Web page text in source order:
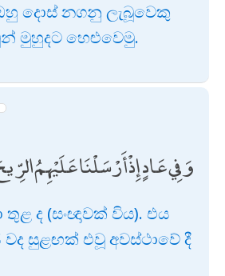
දොස් නගනු ලැබූවෙකු
මුහුදට හෙළුවෙමු.
وَفِي عَادٍ إِذْ أَرْسَلْنَا عَلَيْهِمُ
ද (සංඥාවක් විය). එය
සුළඟක් එවූ අවස්ථාවේ දී